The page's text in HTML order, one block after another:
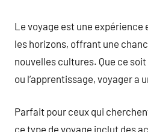
Le voyage est une
les horizons, offrant une
nouvelles cultures. Que ce
ou l’apprentissage, voyager a
Parfait pour ceux qui
ce type de voyage inclut des